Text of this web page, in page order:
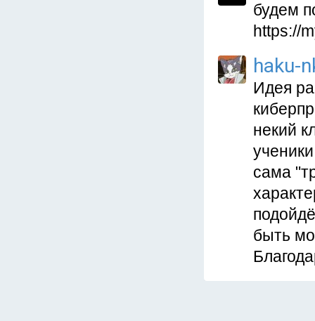
будем
https://
haku-
Идея
некий
сама
быть